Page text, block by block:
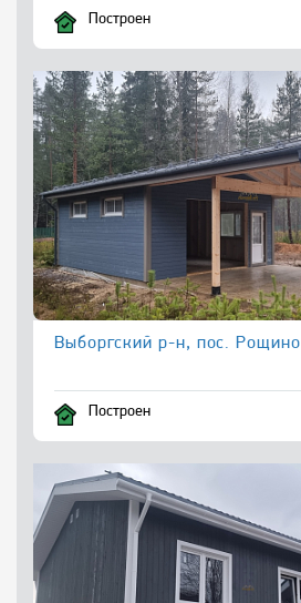
Построен
Выборгский р-н, пос. Рощино
Построен